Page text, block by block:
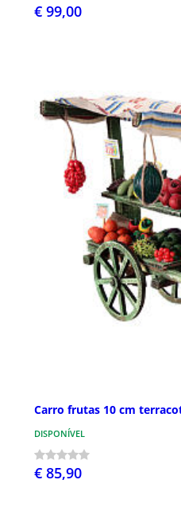
€ 99,00
Carro frutas 10 cm
DISPONÍVEL
€ 85,90